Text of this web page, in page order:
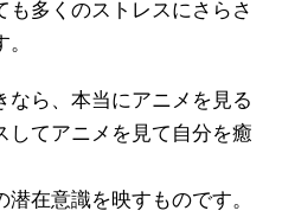
も多くのストレスにさらさ
なら、本当にアニメを見る
してアニメを見て自分を癒
在意識を映すものです。